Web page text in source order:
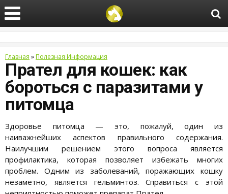
Главная »Полезная Информация
Прател для кошек: как
бороться с паразитами у
питомца
Здоровье питомца — это, пожалуй, один из
наиважнейших аспектов правильного содержания.
Наилучшим решением этого вопроса является
профилактика, которая позволяет избежать многих
проблем. Одним из заболеваний, поражающих кошку
незаметно, является гельминтоз. Справиться с этой